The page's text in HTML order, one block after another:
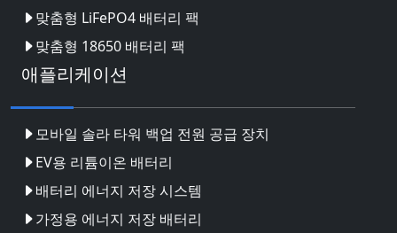
맞춤형 LiFePO4 배터리 팩
맞춤형 18650 배터리 팩
애플리케이션
모바일 솔라 타워 백업 전원 공급 장치
EV용 리튬이온 배터리
배터리 에너지 저장 시스템
가정용 에너지 저장 배터리